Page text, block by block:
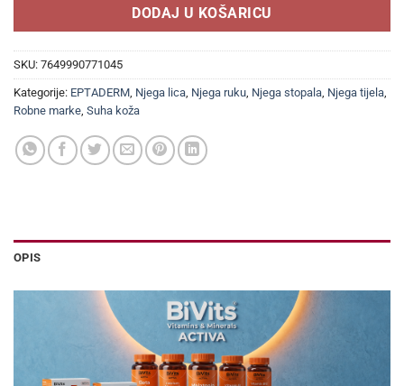
DODAJ U KOŠARICU
SKU: 7649990771045
Kategorije: EPTADERM Njega lica Njega ruku Njega stopala Njega tijela
Robne marke Suha koža
OPIS